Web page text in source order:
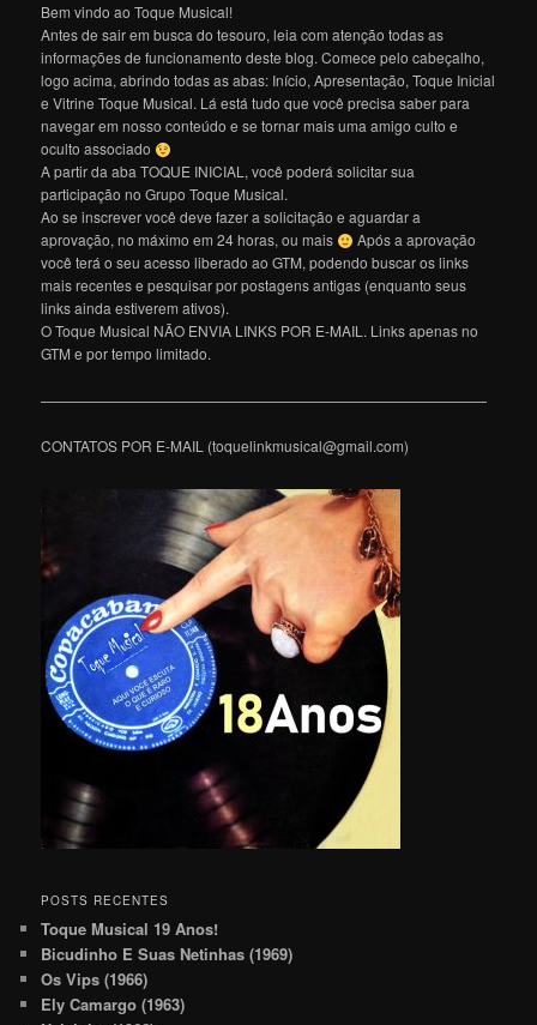
Bem vindo ao Toque Musical!
Antes de sair em busca do tesouro, leia com atenção todas as
informações de funcionamento deste blog. Comece pelo cabeçalho,
logo acima, abrindo todas as abas: Início, Apresentação, Toque Inicial
e Vitrine Toque Musical. Lá está tudo que você precisa saber para
navegar em nosso conteúdo e se tornar mais uma amigo culto e
oculto associado
A partir da aba TOQUE INICIAL, você poderá solicitar sua
participação no Grupo Toque Musical.
Ao se inscrever você deve fazer a solicitação e aguardar a
aprovação, no máximo em 24 horas, ou mais
Após a aprovação
você terá o seu acesso liberado ao GTM, podendo buscar os links
mais recentes e pesquisar por postagens antigas (enquanto seus
links ainda estiverem ativos).
O Toque Musical NÃO ENVIA LINKS POR E-MAIL. Links apenas no
GTM e por tempo limitado.
———————————————————————————————
CONTATOS POR E-MAIL (toquelinkmusical@gmail.com)
POSTS RECENTES
Toque Musical 19 Anos!
Bicudinho E Suas Netinhas (1969)
Os Vips (1966)
Ely Camargo (1963)